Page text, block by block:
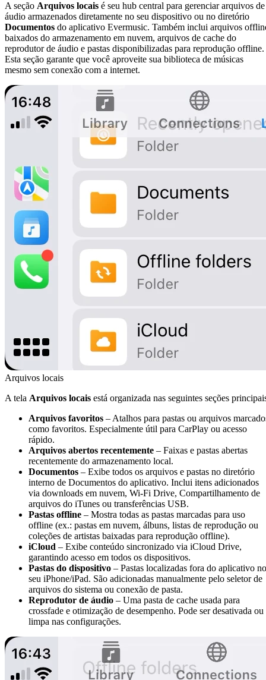
A seção Arquivos locais é seu hub central para gerenciar arquivos de
áudio armazenados diretamente no seu dispositivo ou no diretório
Documentos do aplicativo Evermusic. Também inclui arquivos
baixados do armazenamento em nuvem, arquivos de cache do
reprodutor de áudio e pastas disponibilizadas para reprodução offline.
Esta seção garante que você aproveite sua biblioteca de músicas
mesmo sem conexão com a internet.
Arquivos locais
A tela Arquivos locais está organizada nas seguintes seções
Arquivos favoritos – Atalhos para pastas ou arquivos
como favoritos. Especialmente útil para CarPlay ou acesso
rápido.
Arquivos abertos recentemente – Faixas e pastas abertas
recentemente do armazenamento local.
Documentos – Exibe todos os arquivos e pastas no diretório
interno de Documentos do aplicativo. Inclui itens adicionados
via downloads em nuvem, Wi-Fi Drive, Compartilhamento de
arquivos do iTunes ou transferências USB.
Pastas offline – Mostra todas as pastas marcadas para uso
offline (ex.: pastas em nuvem, álbuns, listas de reprodução ou
coleções de artistas baixadas para reprodução offline).
iCloud – Exibe conteúdo sincronizado via iCloud Drive,
garantindo acesso em todos os dispositivos.
Pastas do dispositivo – Pastas localizadas fora do aplicativo no
seu iPhone/iPad. São adicionadas manualmente pelo seletor de
arquivos do sistema ou conexão de pasta.
Reprodutor de áudio – Uma pasta de cache usada para
crossfade e otimização de desempenho. Pode ser desativada ou
limpa nas configurações.